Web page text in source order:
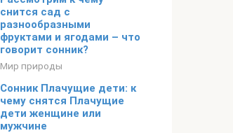
снится сад с
разнообразными
фруктами и ягодами – что
говорит сонник?
Мир природы
Сонник Плачущие дети: к
чему снятся Плачущие
дети женщине или
мужчине